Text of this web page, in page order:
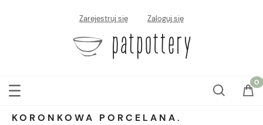
Zarejestruj się Zaloguj się
KORONKOWA PORCELANA.